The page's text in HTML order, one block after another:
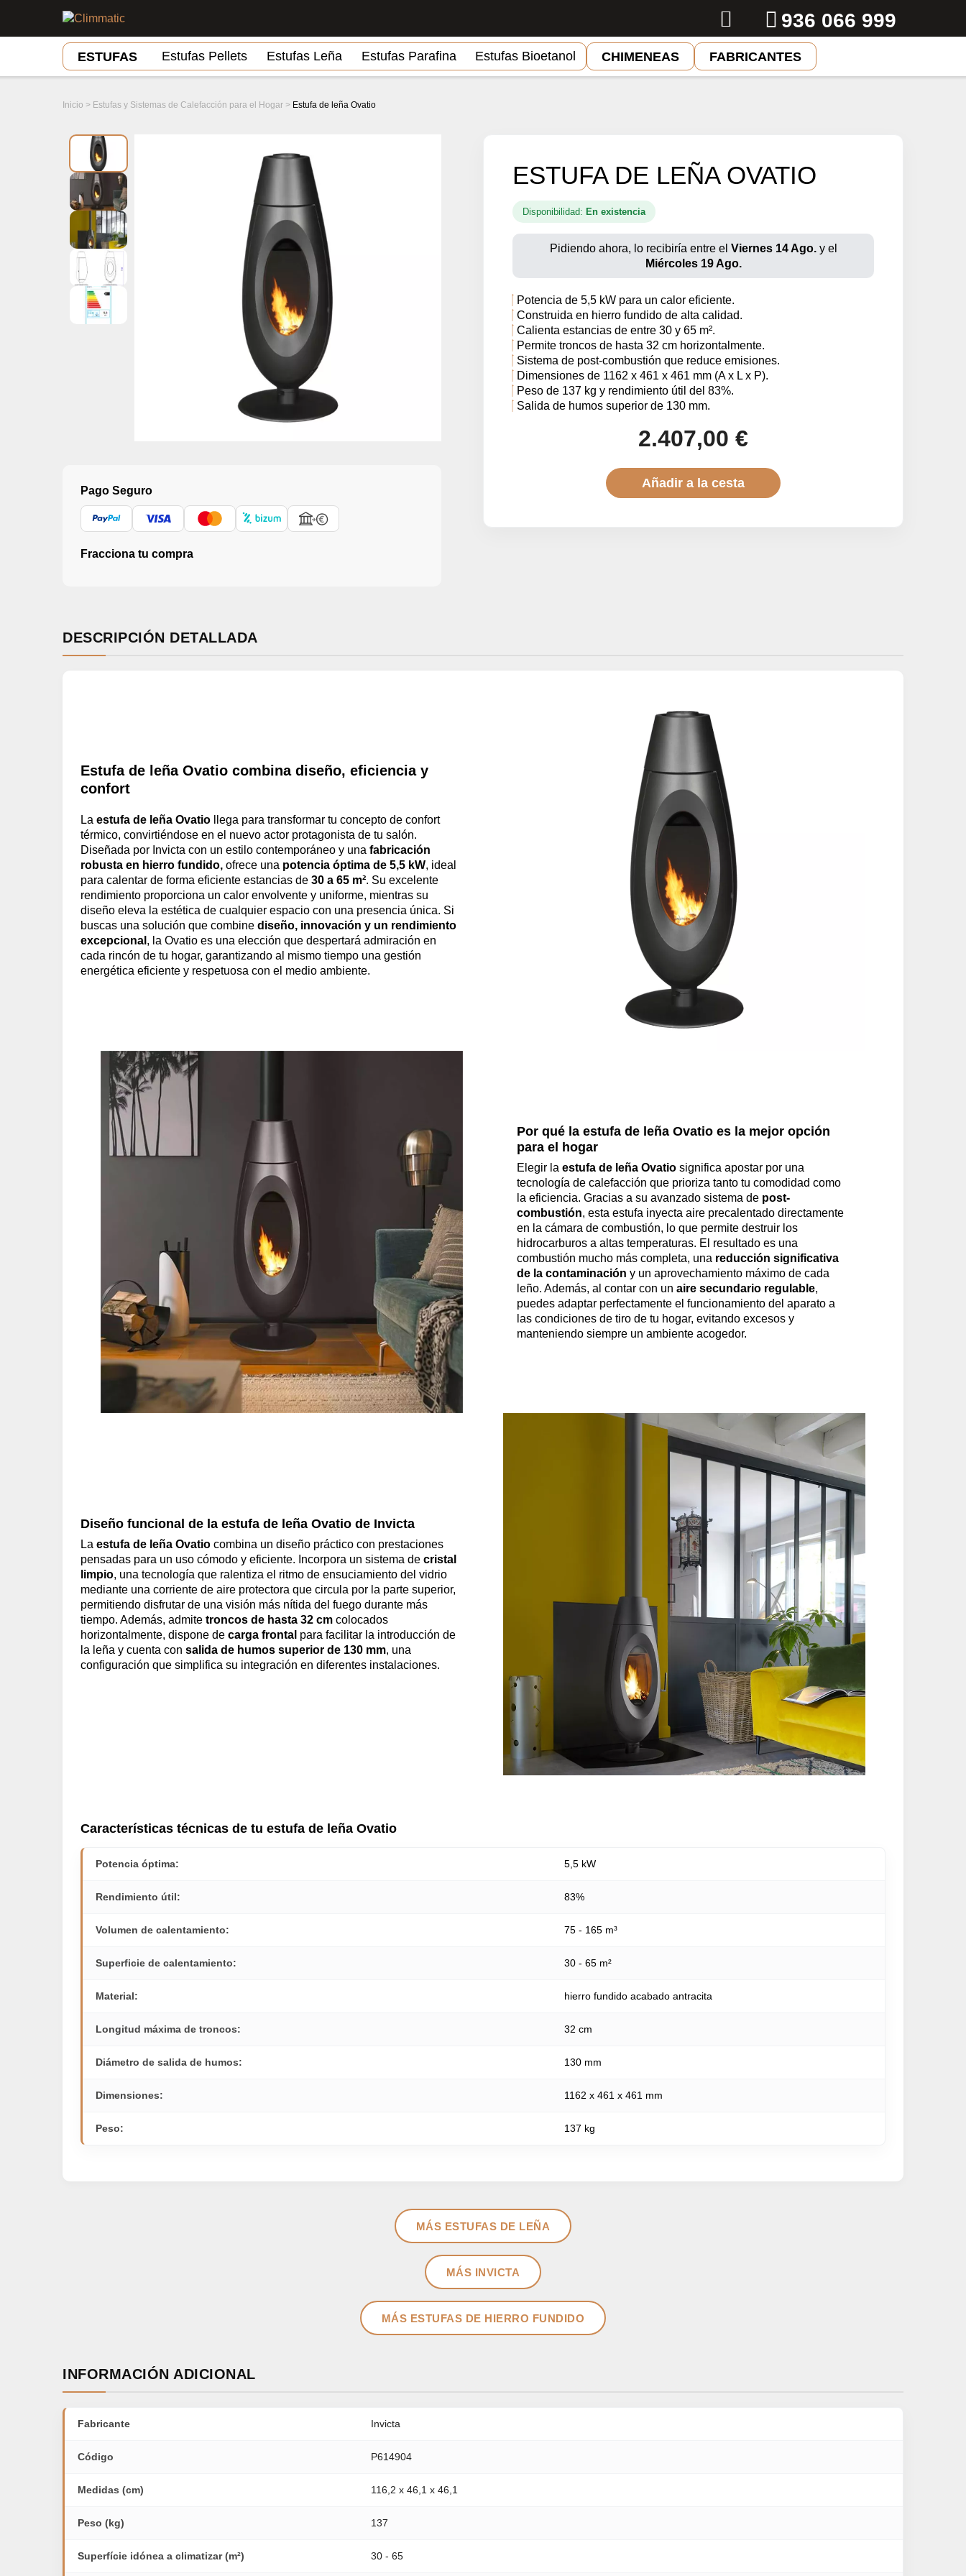
936 066 999
ESTUFAS Estufas Pellets Estufas Leña Estufas Parafina Estufas Bioetanol CHIMENEAS FABRICANTES
Inicio > Estufas y Sistemas de Calefacción para el Hogar > Estufa de leña Ovatio
Pago Seguro
Fracciona tu compra
ESTUFA DE LEÑA OVATIO
Disponibilidad: En existencia
Pidiendo ahora, lo recibiría entre el Viernes 14 Ago.y el
Miércoles 19 Ago.
Potencia de 5,5 kW para un calor eficiente.
Construida en hierro fundido de alta calidad.
Calienta estancias de entre 30 y 65 m².
Permite troncos de hasta 32 cm horizontalmente.
Sistema de post-combustión que reduce emisiones.
Dimensiones de 1162 x 461 x 461 mm (A x L x P).
Peso de 137 kg y rendimiento útil del 83%.
Salida de humos superior de 130 mm.
2.407,00 €
Añadir a la cesta
DESCRIPCIÓN DETALLADA
Estufa de leña Ovatio combina diseño, eficiencia y
confort
La estufa de leña Ovatio llega para transformar tu concepto de confort
térmico, convirtiéndose en el nuevo actor protagonista de tu salón.
Diseñada por Invicta con un estilo contemporáneo y una fabricación
robusta en hierro fundido, ofrece una potencia óptima de 5,5 kW, ideal
para calentar de forma eficiente estancias de 30 a 65 m². Su excelente
rendimiento proporciona un calor envolvente y uniforme, mientras su
diseño eleva la estética de cualquier espacio con una presencia única. Si
buscas una solución que combine diseño, innovación y un rendimiento
excepcional , la Ovatio es una elección que despertará admiración en
cada rincón de tu hogar, garantizando al mismo tiempo una gestión
energética eficiente y respetuosa con el medio ambiente.
Por qué la estufa de leña Ovatio es la mejor opción
para el hogar
Elegir laestufa de leña Ovatio significa apostar por una
tecnología de calefacción que prioriza tanto tu comodidad como
la eficiencia. Gracias a su avanzado sistema de post-
combustión, esta estufa inyecta aire precalentado directamente
en la cámara de combustión, lo que permite destruir los
hidrocarburos a altas temperaturas. El resultado es una
combustión mucho más completa, una reducción significativa
de la contaminación y un aprovechamiento máximo de cada
leño. Además, al contar con unaire secundario regulable,
puedes adaptar perfectamente el funcionamiento del aparato a
las condiciones de tiro de tu hogar, evitando excesos y
manteniendo siempre un ambiente acogedor.
Diseño funcional de la estufa de leña Ovatio de Invicta
La estufa de leña Ovatio combina un diseño práctico con prestaciones
pensadas para un uso cómodo y eficiente. Incorpora un sistema de cristal
limpio, una tecnología que ralentiza el ritmo de ensuciamiento del vidrio
mediante una corriente de aire protectora que circula por la parte superior,
permitiendo disfrutar de una visión más nítida del fuego durante más
tiempo. Además, admite troncos de hasta 32 cm colocados
horizontalmente, dispone de carga frontal para facilitar la introducción de
la leña y cuenta con salida de humos superior de 130 mm, una
configuración que simplifica su integración en diferentes instalaciones.
Características técnicas de tu estufa de leña Ovatio
Potencia óptima: 5,5 kW
Rendimiento útil: 83%
Volumen de calentamiento: 75 - 165 m³
Superficie de calentamiento: 30 - 65 m²
Material: hierro fundido acabado antracita
Longitud máxima de troncos: 32 cm
Diámetro de salida de humos: 130 mm
Dimensiones: 1162 x 461 x 461 mm
Peso: 137 kg
MÁS ESTUFAS DE LEÑA
MÁS INVICTA
MÁS ESTUFAS DE HIERRO FUNDIDO
INFORMACIÓN ADICIONAL
Fabricante Invicta
Código P614904
Medidas (cm) 116,2 x 46,1 x 46,1
Peso (kg) 137
Superfície idónea a climatizar (m²) 30 - 65